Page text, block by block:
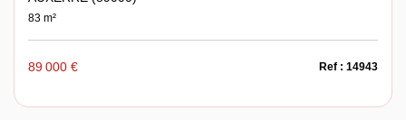
83 m²
89 000 € Ref : 14943